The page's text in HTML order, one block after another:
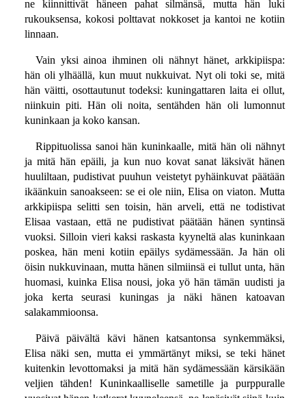
ne kiinnittivät häneen pahat silmänsä, mutta hän luki
rukouksensa, kokosi polttavat nokkoset ja kantoi ne kotiin
linnaan.
Vain yksi ainoa ihminen oli nähnyt hänet, arkkipiispa:
hän oli ylhäällä, kun muut nukkuivat. Nyt oli toki se, mitä
hän väitti, osottautunut todeksi: kuningattaren laita ei ollut,
niinkuin piti. Hän oli noita, sentähden hän oli lumonnut
kuninkaan ja koko kansan.
Rippituolissa sanoi hän kuninkaalle, mitä hän oli nähnyt
ja mitä hän epäili, ja kun nuo kovat sanat läksivät hänen
huuliltaan, pudistivat puuhun veistetyt pyhäinkuvat päätään
ikäänkuin sanoakseen: se ei ole niin, Elisa on viaton. Mutta
arkkipiispa selitti sen toisin, hän arveli, että ne todistivat
Elisaa vastaan, että ne pudistivat päätään hänen syntinsä
vuoksi. Silloin vieri kaksi raskasta kyyneltä alas kuninkaan
poskea, hän meni kotiin epäilys sydämessään. Ja hän oli
öisin nukkuvinaan, mutta hänen silmiinsä ei tullut unta, hän
huomasi, kuinka Elisa nousi, joka yö hän tämän uudisti ja
joka kerta seurasi kuningas ja näki hänen katoavan
salakammioonsa.
Päivä päivältä kävi hänen katsantonsa synkemmäksi,
Elisa näki sen, mutta ei ymmärtänyt miksi, se teki hänet
kuitenkin levottomaksi ja mitä hän sydämessään kärsikään
veljien tähden! Kuninkaalliselle sametille ja purppuralle